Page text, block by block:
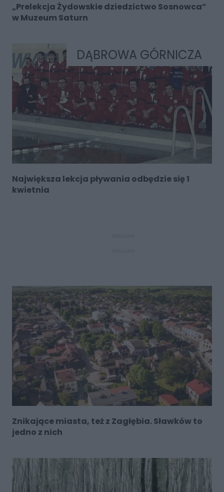
„Prelekcja Żydowskie dziedzictwo Sosnowca”
w Muzeum Saturn
DĄBROWA GÓRNICZA
Największa lekcja pływania odbędzie się 1
kwietnia
Znikające miasta, też z Zagłębia. Sławków to
jedno z nich